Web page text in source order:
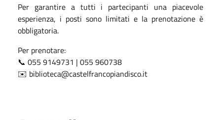
Per garantire a tutti i partecipanti una piacevole
esperienza, i posti sono limitati e la prenotazione è
obbligatoria.
Per prenotare:
📞 055 9149731 | 055 960738
✉️ biblioteca@castelfrancopiandisco.it